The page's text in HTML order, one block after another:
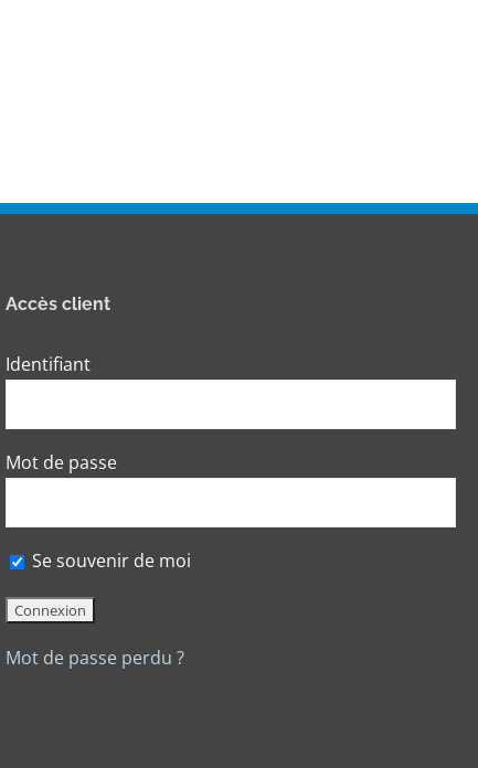
Accès client
Identifiant
Mot de passe
Se souvenir de moi
Mot de passe perdu ?